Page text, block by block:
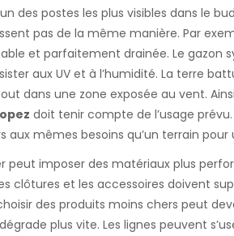
des postes les plus visibles dans le
pas de la même manière. Par
et parfaitement drainée. Le gazon
aux UV et à l’humidité. La terre
dans une zone exposée au vent.
doit tenir compte de l’usage
aux mêmes besoins qu’un terrain
peut imposer des matériaux plus
clôtures et les accessoires doivent
des produits moins chers peut
plus vite. Les lignes peuvent